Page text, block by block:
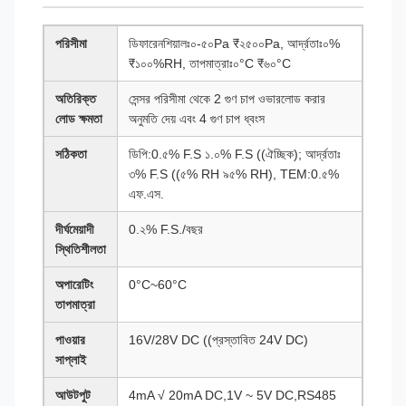
পরিসীমা
ডিফারেনশিয়ালঃ০-৫০Pa ₹২৫০০Pa, আর্দ্রতাঃ০%
₹১০০%RH, তাপমাত্রাঃ০°C ₹৬০°C
অতিরিক্ত
লোড ক্ষমতা
সেন্সর পরিসীমা থেকে 2 গুণ চাপ ওভারলোড করার
অনুমতি দেয় এবং 4 গুণ চাপ ধ্বংস
সঠিকতা
ডিপি:0.৫% F.S ১.০% F.S ((ঐচ্ছিক); আর্দ্রতাঃ
৩% F.S ((৫% RH ৯৫% RH), TEM:0.৫%
এফ.এস.
দীর্ঘমেয়াদী
স্থিতিশীলতা
0.২% F.S./বছর
অপারেটিং
তাপমাত্রা
0°C~60°C
পাওয়ার
সাপ্লাই
16V/28V DC ((প্রস্তাবিত 24V DC)
আউটপুট
4mA √ 20mA DC,1V ~ 5V DC,RS485